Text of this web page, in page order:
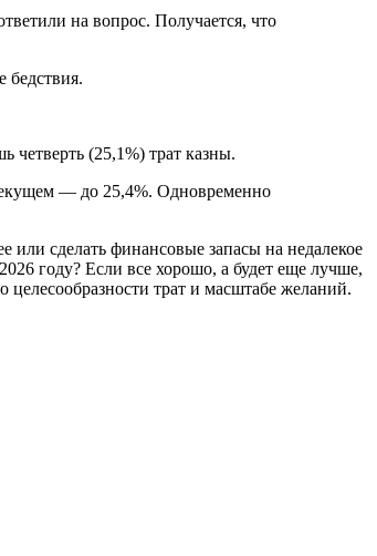
на вопрос. Получается, что
бедствия.
четверть (25,1%) трат казны.
— до 25,4%. Одновременно
сделать финансовые запасы на недалекое
году? Если все хорошо, а будет еще лучше,
трат и масштабе желаний.